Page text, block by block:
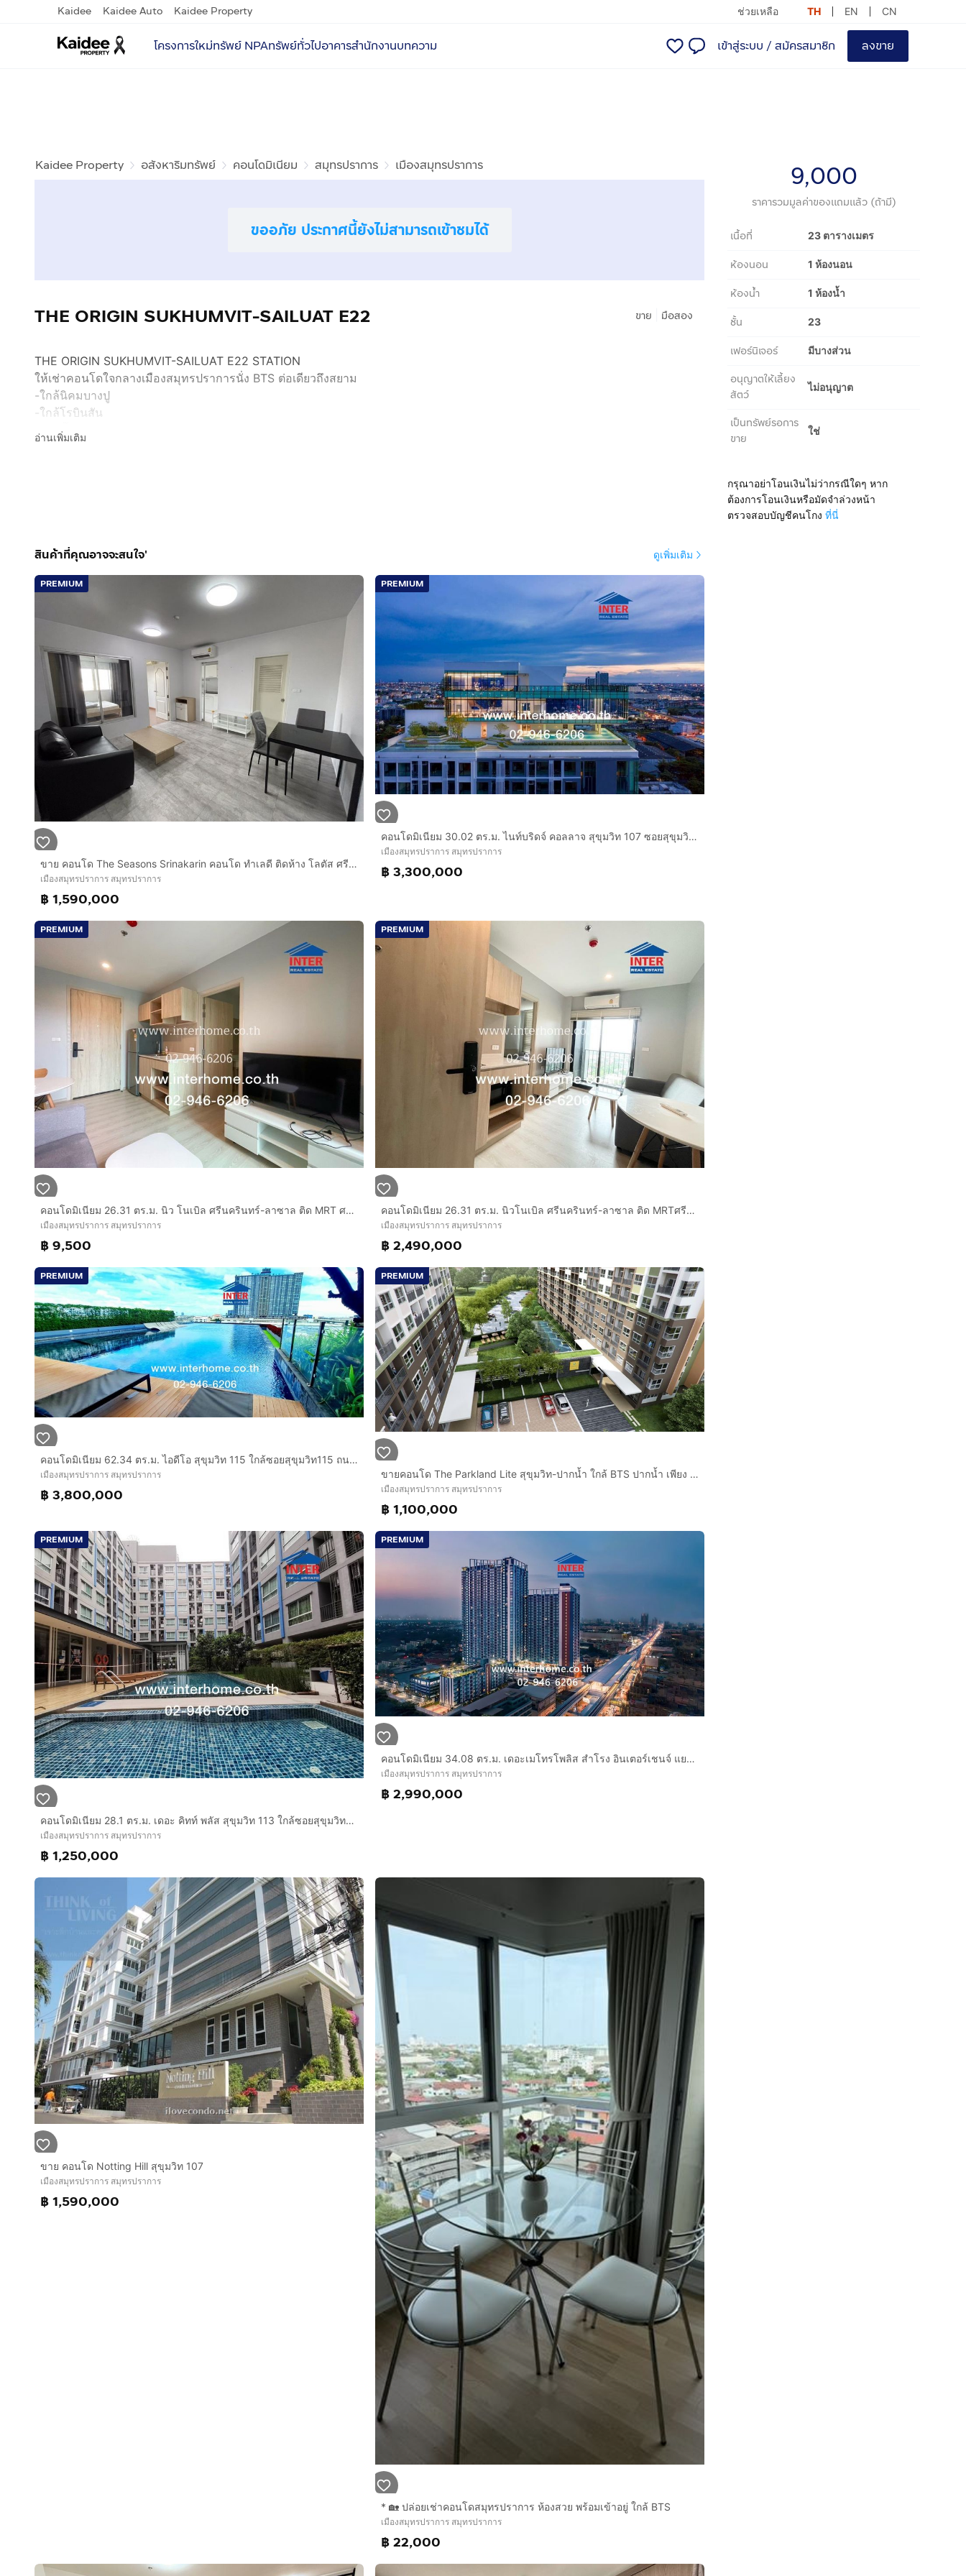
Kaidee Kaidee Auto Kaidee Property ช่วยเหลือ TH EN CN
โครงการใหม่ทรัพย์ NPAทรัพย์ทั่วไปอาคารสำนักงานบทความ เข้าสู่ระบบ / สมัครสมาชิก ลงขาย
Kaidee Property อสังหาริมทรัพย์ คอนโดมิเนียม สมุทรปราการ เมืองสมุทรปราการ
ขออภัย ประกาศนี้ยังไม่สามารถเข้าชมได้
ขาย มือสอง
THE ORIGIN SUKHUMVIT-SAILUAT E22
THE ORIGIN SUKHUMVIT-SAILUAT E22 STATION
ให้เช่าคอนโดใจกลางเมืองสมุทรปราการนั่ง BTS ต่อเดียวถึงสยาม
-ใกล้นิคมบางปู
-ใกล้โรบินสัน
-ใกล้บิ๊กซี
-เครื่องซักผ้า
-ตู้เย็น
——-——ส่วนกลาง————
-สระว่ายน้ำไซร์โอลิปิก🌊
-ห้อง ประชุม 👨‍🏫
-ห้องทำงาน ￼🧑‍💻
-ฟิตเนส 💪
-ห้องโยคะ
-สนามบาสเกตบอล 🏀
-สวนหย่อม ￼🍃￼￼
🏢ค่าเช่า 9000/เดือน🏢
อ่านเพิ่มเติม
9,000
ราคารวมมูลค่าของแถมแล้ว (ถ้ามี)
เนื้อที่ 23 ตารางเมตร
ห้องนอน 1 ห้องนอน
ห้องน้ำ 1 ห้องน้ำ
ชั้น 23
เฟอร์นิเจอร์ มีบางส่วน
อนุญาตให้เลี้ยง
สัตว์
ไม่อนุญาต
เป็นทรัพย์รอการ
ขาย
ใช่
กรุณาอย่าโอนเงินไม่ว่ากรณีใดๆ หาก
ต้องการโอนเงินหรือมัดจำล่วงหน้า
ตรวจสอบบัญชีคนโกง ที่นี่
สินค้าที่คุณอาจจะสนใจ' ดูเพิ่มเติม
PREMIUM
ขาย คอนโด The Seasons Srinakarin คอนโด ทำเลดี ติดห้าง โลตัส ศรีนครินทร์
เมืองสมุทรปราการ สมุทรปราการ
฿ 1,590,000
PREMIUM
คอนโดมิเนียม 30.02 ตร.ม. ไนท์บริดจ์ คอลลาจ สุขุมวิท 107 ซอยสุขุมวิท107 ถนนสุขุมวิท ถนนสุขุมวิท107 เมืองสมุทรปราการ สมุทรปราการ
เมืองสมุทรปราการ สมุทรปราการ
฿ 3,300,000
PREMIUM
คอนโดมิเนียม 26.31 ตร.ม. นิว โนเบิล ศรีนครินทร์-ลาซาล ติด MRT ศรีลาซาล ใกล้เซ็นทรัลบางนา ถนนศรีนครินทร์ ถนนลาซาล เมืองสมุทรปราการ สมุทรปรากา
เมืองสมุทรปราการ สมุทรปราการ
฿ 9,500
PREMIUM
คอนโดมิเนียม 26.31 ตร.ม. นิวโนเบิล ศรีนครินทร์-ลาซาล ติด MRTศรีลาซาล ใกล้เซ็นทรัลบางนา ถนนศรีนครินทร์ ถนนลาซาล เมืองสมุทรปราการ สมุทรปราการ
เมืองสมุทรปราการ สมุทรปราการ
฿ 2,490,000
PREMIUM
คอนโดมิเนียม 62.34 ตร.ม. ไอดีโอ สุขุมวิท 115 ใกล้ซอยสุขุมวิท115 ถนนสุขุมวิท ถนนเทพารักษ์ เมืองสมุทรปราการ สมุทรปราการ
เมืองสมุทรปราการ สมุทรปราการ
฿ 3,800,000
PREMIUM
ขายคอนโด The Parkland Lite สุขุมวิท-ปากน้ำ ใกล้ BTS ปากน้ำ เพียง 1.1 ล้านบาท
เมืองสมุทรปราการ สมุทรปราการ
฿ 1,100,000
PREMIUM
คอนโดมิเนียม 28.1 ตร.ม. เดอะ คิทท์ พลัส สุขุมวิท 113 ใกล้ซอยสุขุมวิท113 ถนนสุขุมวิท ถนนศรีนครินทร์ เมืองสมุทรปราการ สมุทรปราการ
เมืองสมุทรปราการ สมุทรปราการ
฿ 1,250,000
PREMIUM
คอนโดมิเนียม 34.08 ตร.ม. เดอะเมโทรโพลิส สำโรง อินเตอร์เชนจ์ แยกกเทพารักษ์ ถนนสุขุมวิท ถนนเทพารักษ์ เมืองสมุทรปราการ สมุทรปราการ
เมืองสมุทรปราการ สมุทรปราการ
฿ 2,990,000
ขาย คอนโด Notting Hill สุขุมวิท 107
เมืองสมุทรปราการ สมุทรปราการ
฿ 1,590,000
* 🏡 ปล่อยเช่าคอนโดสมุทรปราการ ห้องสวย พร้อมเข้าอยู่ ใกล้ BTS
เมืองสมุทรปราการ สมุทรปราการ
฿ 22,000